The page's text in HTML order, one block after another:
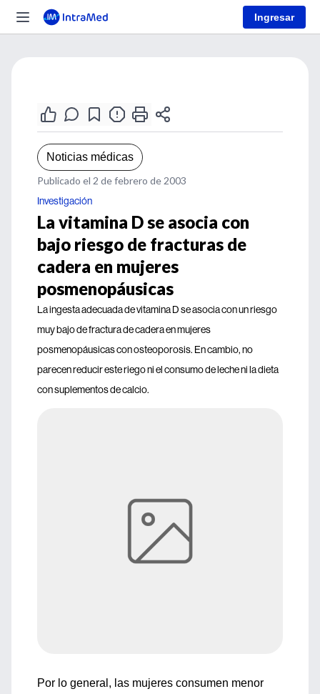
Ingresar
Noticias médicas
Publicado el 2 de febrero de 2003
Investigación
La vitamina D se asocia con
bajo riesgo de fracturas de
cadera en mujeres
posmenopáusicas
La ingesta adecuada de vitamina D se asocia con un riesgo
muy bajo de fractura de cadera en mujeres
posmenopáusicas con osteoporosis. En cambio, no
parecen reducir este riego ni el consumo de leche ni la dieta
con suplementos de calcio.
Por lo general, las mujeres consumen menor